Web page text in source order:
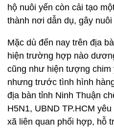
hộ nuôi yến còn cải tạo
thành nơi dẫn dụ, gây nuôi
Mặc dù đến nay trên địa
hiện trường hợp nào
cũng như hiện tượng
nhưng trước tình hình
địa bàn tỉnh Ninh Thuận
H5N1, UBND TP.HCM
xã liên quan phối hợp, hỗ